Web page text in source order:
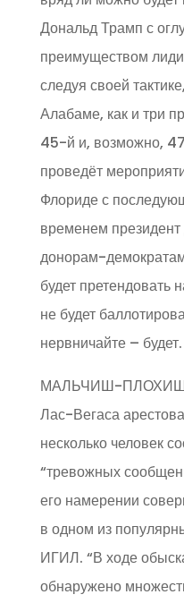
Дональд Трамп с
преимуществом
следуя своей
Алабаме, как и три
45-й и, возможно,
проведёт
Флориде с
временем
донорам-
будет претендовать
не будет
нервничайте – будет.
МАЛЬЧИШ-ПЛОХИШ.
Лас-Вегаса
несколько человек
“тревожных
его намерении
в одном из
ИГИЛ. “В ходе
обнаружено